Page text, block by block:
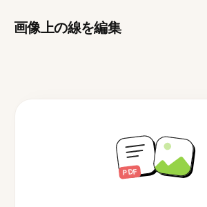
画像上の線を編集